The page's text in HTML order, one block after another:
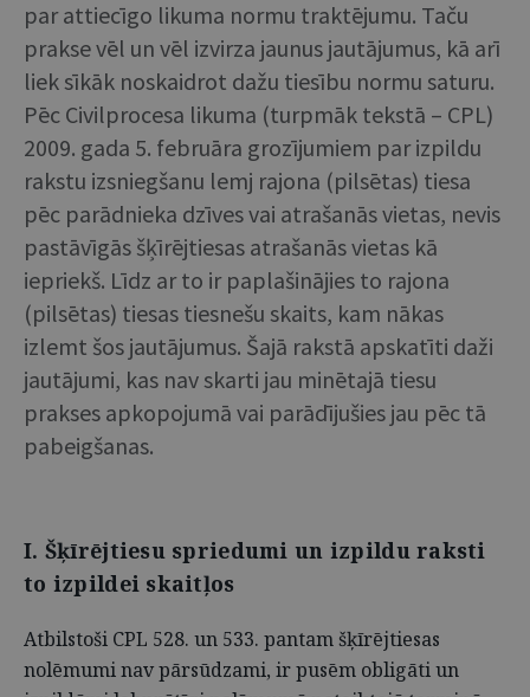
par attiecīgo likuma normu traktējumu. Taču
prakse vēl un vēl izvirza jaunus jautājumus, kā arī
liek sīkāk noskaidrot dažu tiesību normu saturu.
Pēc Civilprocesa likuma (turpmāk tekstā – CPL)
2009. gada 5. februāra grozījumiem par izpildu
rakstu izsniegšanu lemj rajona (pilsētas) tiesa
pēc parādnieka dzīves vai atrašanās vietas, nevis
pastāvīgās šķīrējtiesas atrašanās vietas kā
iepriekš. Līdz ar to ir paplašinājies to rajona
(pilsētas) tiesas tiesnešu skaits, kam nākas
izlemt šos jautājumus. Šajā rakstā apskatīti daži
jautājumi, kas nav skarti jau minētajā tiesu
prakses apkopojumā vai parādījušies jau pēc tā
pabeigšanas.
I. Šķīrējtiesu spriedumi un izpildu raksti
to izpildei skaitļos
Atbilstoši CPL 528. un 533. pantam šķīrējtiesas
nolēmumi nav pārsūdzami, ir pusēm obligāti un